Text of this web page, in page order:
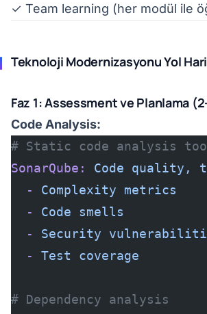
✓ Team learning (her modül ile
Teknoloji Modernizasyonu Yol
Faz 1: Assessment ve Planlama
Code Analysis:
# Static code analysis
SonarQube:
Code quality,
  -
Complexity metrics
  -
Code smells
  -
Security
  -
Test coverage
# Dependency analysis